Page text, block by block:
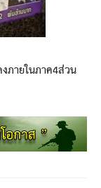
ภายในภาค4ส่วน